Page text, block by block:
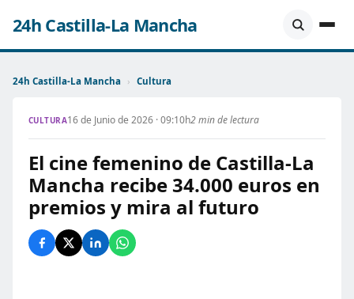
24h Castilla-La Mancha
24h Castilla-La Mancha › Cultura
CULTURA16 de Junio de 2026 · 09:10h2 min de lectura
El cine femenino de Castilla-La
Mancha recibe 34.000 euros en
premios y mira al futuro